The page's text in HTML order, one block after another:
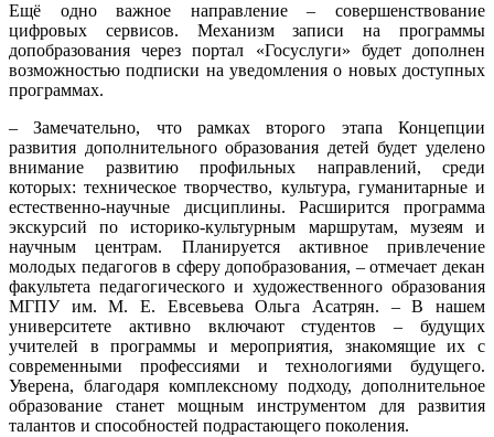
Ещё одно важное направление – совершенствование
цифровых сервисов. Механизм записи на программы
допобразования через портал «Госуслуги» будет дополнен
возможностью подписки на уведомления о новых доступных
программах.
– Замечательно, что рамках второго этапа Концепции
развития дополнительного образования детей будет уделено
внимание развитию профильных направлений, среди
которых: техническое творчество, культура, гуманитарные и
естественно-научные дисциплины. Расширится программа
экскурсий по историко-культурным маршрутам, музеям и
научным центрам. Планируется активное привлечение
молодых педагогов в сферу допобразования, – отмечает декан
факультета педагогического и художественного образования
МГПУ им. М. Е. Евсевьева Ольга Асатрян. – В нашем
университете активно включают студентов – будущих
учителей в программы и мероприятия, знакомящие их с
современными профессиями и технологиями будущего.
Уверена, благодаря комплексному подходу, дополнительное
образование станет мощным инструментом для развития
талантов и способностей подрастающего поколения.